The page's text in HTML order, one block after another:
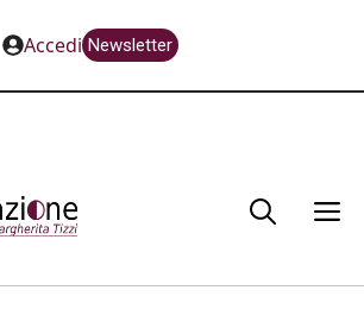
Accedi Newsletter